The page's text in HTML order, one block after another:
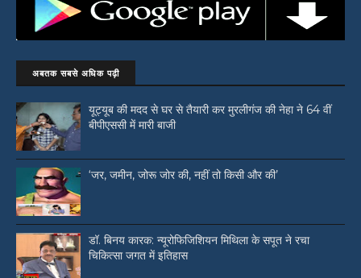
अबतक सबसे अधिक पढ़ी
यूट्यूब की मदद से घर से तैयारी कर मुरलीगंज की नेहा ने 64 वीं
बीपीएससी में मारी बाजी
‘जर, जमीन, जोरू जोर की, नहीं तो किसी और की’
डॉ. बिनय कारक: न्यूरोफिजिशियन मिथिला के सपूत ने रचा
चिकित्सा जगत में इतिहास